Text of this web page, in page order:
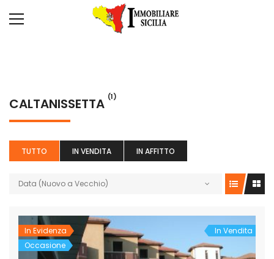
CALTANISSETTA (1)
TUTTO IN VENDITA IN AFFITTO
Data (Nuovo a Vecchio)
In Evidenza
Occasione
In Vendita